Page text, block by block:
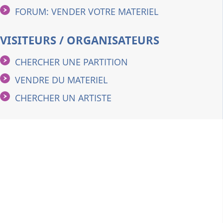
FORUM: VENDER VOTRE MATERIEL
VISITEURS / ORGANISATEURS
CHERCHER UNE PARTITION
VENDRE DU MATERIEL
CHERCHER UN ARTISTE